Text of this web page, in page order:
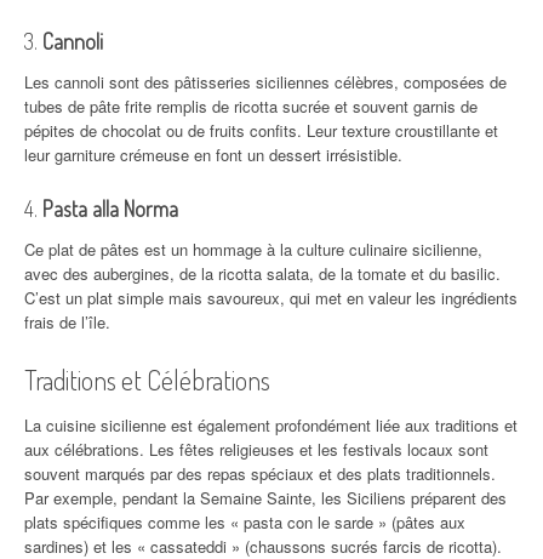
3. Cannoli
Les cannoli sont des pâtisseries siciliennes célèbres, composées de
tubes de pâte frite remplis de ricotta sucrée et souvent garnis de
pépites de chocolat ou de fruits confits. Leur texture croustillante et
leur garniture crémeuse en font un dessert irrésistible.
4. Pasta alla Norma
Ce plat de pâtes est un hommage à la culture culinaire sicilienne,
avec des aubergines, de la ricotta salata, de la tomate et du basilic.
C’est un plat simple mais savoureux, qui met en valeur les ingrédients
frais de l’île.
Traditions et Célébrations
La cuisine sicilienne est également profondément liée aux traditions et
aux célébrations. Les fêtes religieuses et les festivals locaux sont
souvent marqués par des repas spéciaux et des plats traditionnels.
Par exemple, pendant la Semaine Sainte, les Siciliens préparent des
plats spécifiques comme les « pasta con le sarde » (pâtes aux
sardines) et les « cassateddi » (chaussons sucrés farcis de ricotta).